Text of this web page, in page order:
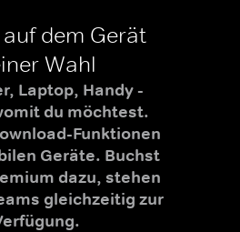
dem Gerät
Wahl
Laptop, Handy -
du möchtest.
Funktionen
Geräte. Buchst
dazu, stehen
gleichzeitig zur